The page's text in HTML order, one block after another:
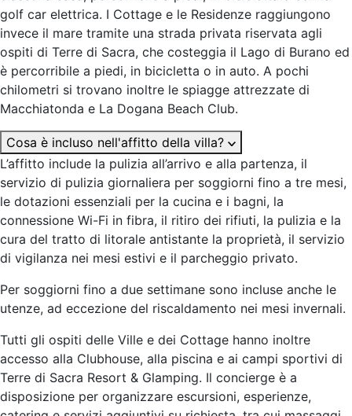
golf car elettrica. I Cottage e le Residenze raggiungono
invece il mare tramite una strada privata riservata agli
ospiti di Terre di Sacra, che costeggia il Lago di Burano ed
è percorribile a piedi, in bicicletta o in auto. A pochi
chilometri si trovano inoltre le spiagge attrezzate di
Macchiatonda e La Dogana Beach Club.
Cosa è incluso nell'affitto della villa?
L’affitto include la pulizia all’arrivo e alla partenza, il
servizio di pulizia giornaliera per soggiorni fino a tre mesi,
le dotazioni essenziali per la cucina e i bagni, la
connessione Wi-Fi in fibra, il ritiro dei rifiuti, la pulizia e la
cura del tratto di litorale antistante la proprietà, il servizio
di vigilanza nei mesi estivi e il parcheggio privato.
Per soggiorni fino a due settimane sono incluse anche le
utenze, ad eccezione del riscaldamento nei mesi invernali.
Tutti gli ospiti delle Ville e dei Cottage hanno inoltre
accesso alla Clubhouse, alla piscina e ai campi sportivi di
Terre di Sacra Resort & Glamping. Il concierge è a
disposizione per organizzare escursioni, esperienze,